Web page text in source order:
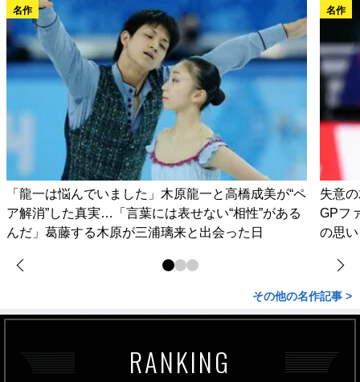
名作
「龍一は悩んでいました」木原龍一と高橋成美が“ペ
ア解消”した真実…「言葉には表せない“相性”がある
んだ」葛藤する木原が三浦璃来と出会った日
名作
失意
GPフ
の思
その他の名作記事 >
RANKING